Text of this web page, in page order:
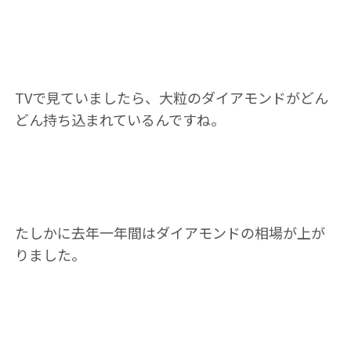
TVで見ていましたら、大粒のダイアモンドがどん
どん持ち込まれているんですね。
たしかに去年一年間はダイアモンドの相場が上が
りました。